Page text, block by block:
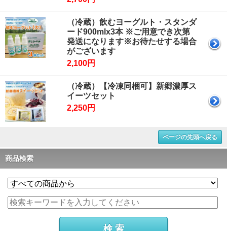
（冷蔵）飲むヨーグルト・スタンダ
ード900mlx3本 ※ご用意でき次第
発送になります※お待たせする場合
がございます
2,100円
（冷蔵）【冷凍同梱可】新郷濃厚ス
イーツセット
2,250円
ページの先頭へ戻る
商品検索